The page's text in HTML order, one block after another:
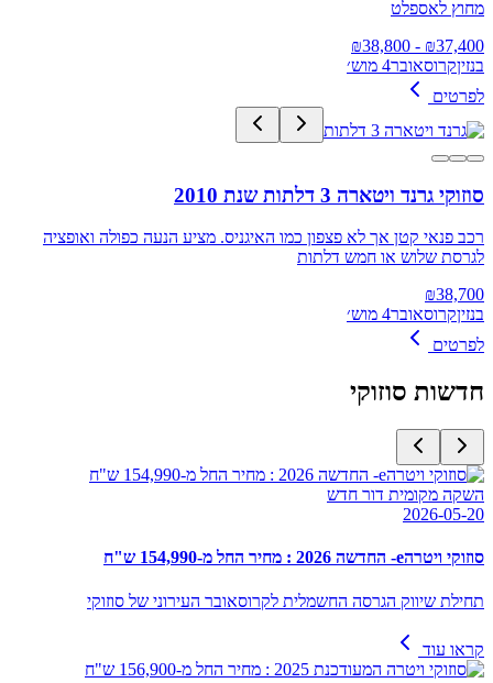
מחוץ לאספלט
₪37,400
- ₪
38,800
בנזיןקרוסאובר4 מוש׳
לפרטים
סוזוקי גרנד ויטארה 3 דלתות שנת 2010
רכב פנאי קטן אך לא פצפון כמו האיגניס. מציע הנעה כפולה ואופציה
לגרסת שלוש או חמש דלתות
₪38,700
בנזיןקרוסאובר4 מוש׳
לפרטים
חדשות סוזוקי
השקה מקומית דור חדש
2026-05-20
סוזוקי ויטרהe- החדשה 2026 : מחיר החל מ-154,990 ש"ח
תחילת שיווק הגרסה החשמלית לקרוסאובר העירוני של סוזוקי
קראו עוד